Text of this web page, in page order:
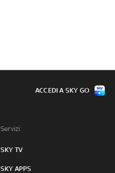
Servizi:
SKY TV
SKY APPS
ACCEDI A SKY GO